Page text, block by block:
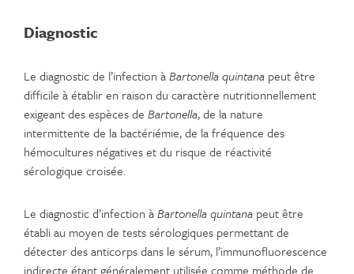
Diagnostic
Le diagnostic de l’infection àBartonella quintana peut être
difficile à établir en raison du caractère nutritionnellement
exigeant des espèces de Bartonella, de la nature
intermittente de la bactériémie, de la fréquence des
hémocultures négatives et du risque de réactivité
sérologique croisée.
Le diagnostic d’infection àBartonella quintana peut être
établi au moyen de tests sérologiques permettant de
détecter des anticorps dans le sérum, l’immunofluorescence
indirecte étant généralement utilisée comme méthode de